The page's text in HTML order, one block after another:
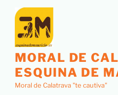
contenido
MORAL DE
ESQUINA DE
Moral de Calatrava "te cautiva"